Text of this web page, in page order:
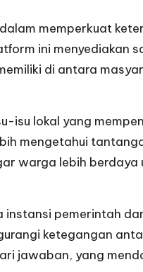
memperkuat
ini menyediakan
di antara
isu lokal yang
mengetahui
warga lebih
pemerintah
ketegangan
jawaban, yang